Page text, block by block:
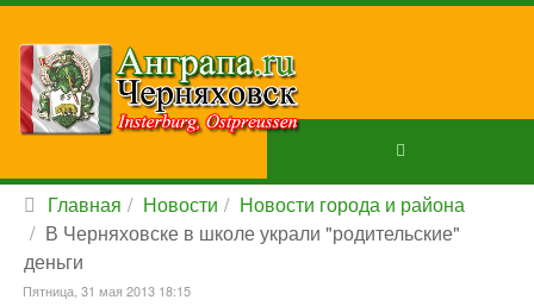
Главная Новости
Новости города и района
В Черняховске в школе украли "родительские"
деньги
Пятница, 31 мая 2013 18:15